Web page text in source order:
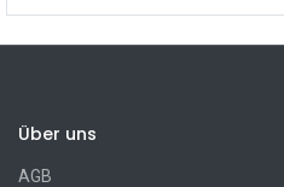
Über uns
AGB